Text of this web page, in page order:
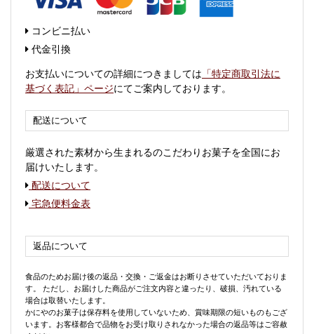
コンビニ払い
代金引換
お支払いについての詳細につきましては 「特定商取引法に
基づく表記」ページにてご案内しております。
配送について
厳選された素材から生まれるのこだわりお菓子を全国にお
届けいたします。
配送について
宅急便料金表
返品について
食品のためお届け後の返品・交換・ご返金はお断りさせていただいておりま
す。 ただし、お届けした商品がご注文内容と違ったり、破損、汚れている
場合は取替いたします。
かにやのお菓子は保存料を使用していないため、賞味期限の短いものもござ
います。お客様都合で品物をお受け取りされなかった場合の返品等はご容赦